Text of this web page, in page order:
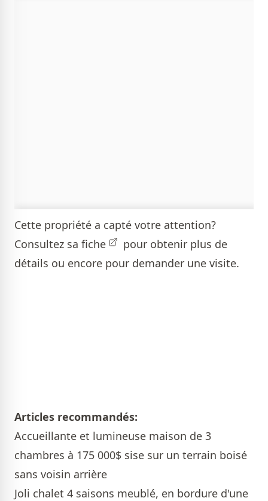
Cette propriété a capté votre attention?
Consultez sa fiche
pour obtenir plus de
détails ou encore pour demander une visite.
Articles recommandés:
Accueillante et lumineuse maison de 3
chambres à 175 000$ sise sur un terrain boisé
sans voisin arrière
Joli chalet 4 saisons meublé, en bordure d'une